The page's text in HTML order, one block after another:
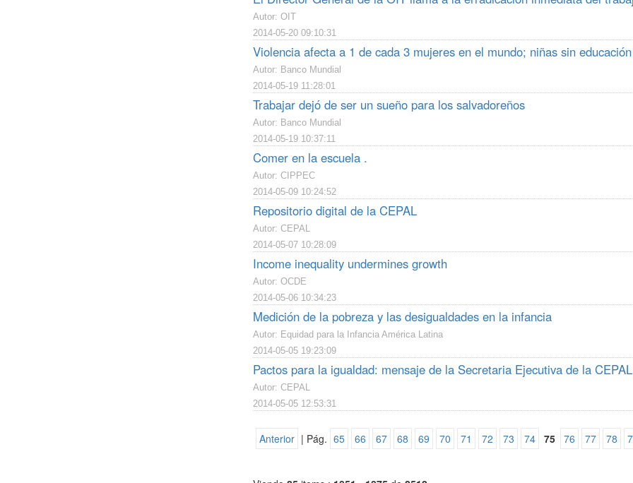
Autor: OIT
2014-05-20 09:10:31
Violencia afecta a 1 de cada 3 mujeres en el mundo; niñas sin
Autor: Banco Mundial
2014-05-19 11:28:01
Trabajar dejó de ser un sueño para los salvadoreños
Autor: Banco Mundial
2014-05-19 10:37:11
Comer en la escuela .
Autor: CIPPEC
2014-05-09 10:24:52
Repositorio digital de la CEPAL
Autor: CEPAL
2014-05-07 10:28:09
Income inequality undermines growth
Autor: OCDE
2014-05-06 10:34:23
Medición de la pobreza y las desigualdades en la infancia
Autor: Equidad para la Infancia América Latina
2014-05-05 19:23:09
Pactos para la igualdad: mensaje de la Secretaria Ejecutiva de la
Autor: CEPAL
2014-05-05 12:53:31
Anterior | Pág. 65 66 67 68 69 70 71 72 73 74 75 76 77 78